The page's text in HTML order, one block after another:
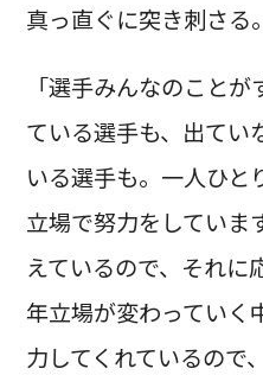
真っ直ぐに突き刺さる。
「選手みんなのこと
ている選手も、出てい
いる選手も。一人ひと
立場で努力をしていま
えているので、それに
年立場が変わっていく
力してくれているので